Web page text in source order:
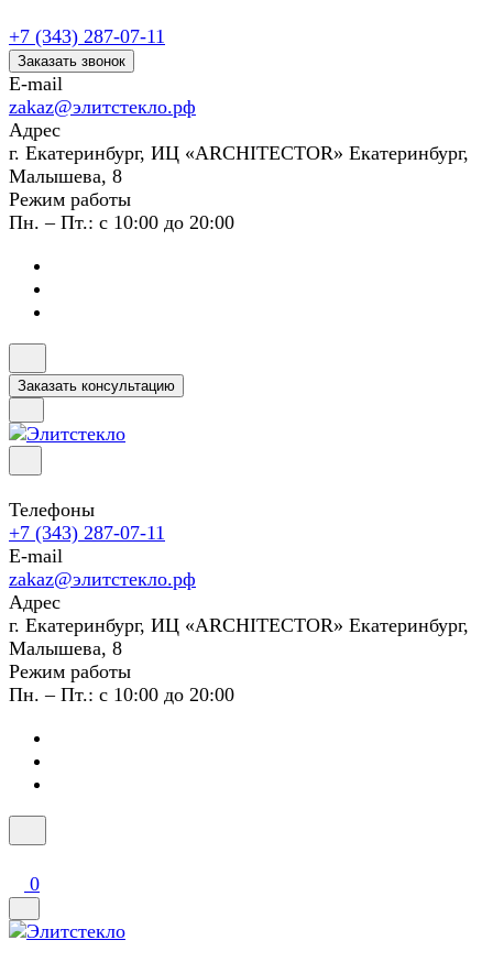
+7 (343) 287-07-11
Заказать звонок
E-mail
zakaz@элитстекло.рф
Адрес
г. Екатеринбург, ИЦ «ARCHITECTOR» Екатеринбург,
Малышева, 8
Режим работы
Пн. – Пт.: с 10:00 до 20:00
Заказать консультацию
Телефоны
+7 (343) 287-07-11
E-mail
zakaz@элитстекло.рф
Адрес
г. Екатеринбург, ИЦ «ARCHITECTOR» Екатеринбург,
Малышева, 8
Режим работы
Пн. – Пт.: с 10:00 до 20:00
0